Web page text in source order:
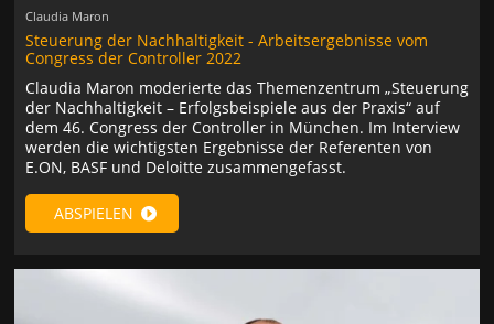
Claudia Maron
Steuerung der Nachhaltigkeit - Arbeitsergebnisse vom
Congress der Controller 2022
Claudia Maron moderierte das Themenzentrum „Steuerung
der Nachhaltigkeit – Erfolgsbeispiele aus der Praxis“ auf
dem 46. Congress der Controller in München. Im Interview
werden die wichtigsten Ergebnisse der Referenten von
E.ON, BASF und Deloitte zusammengefasst.
ABSPIELEN